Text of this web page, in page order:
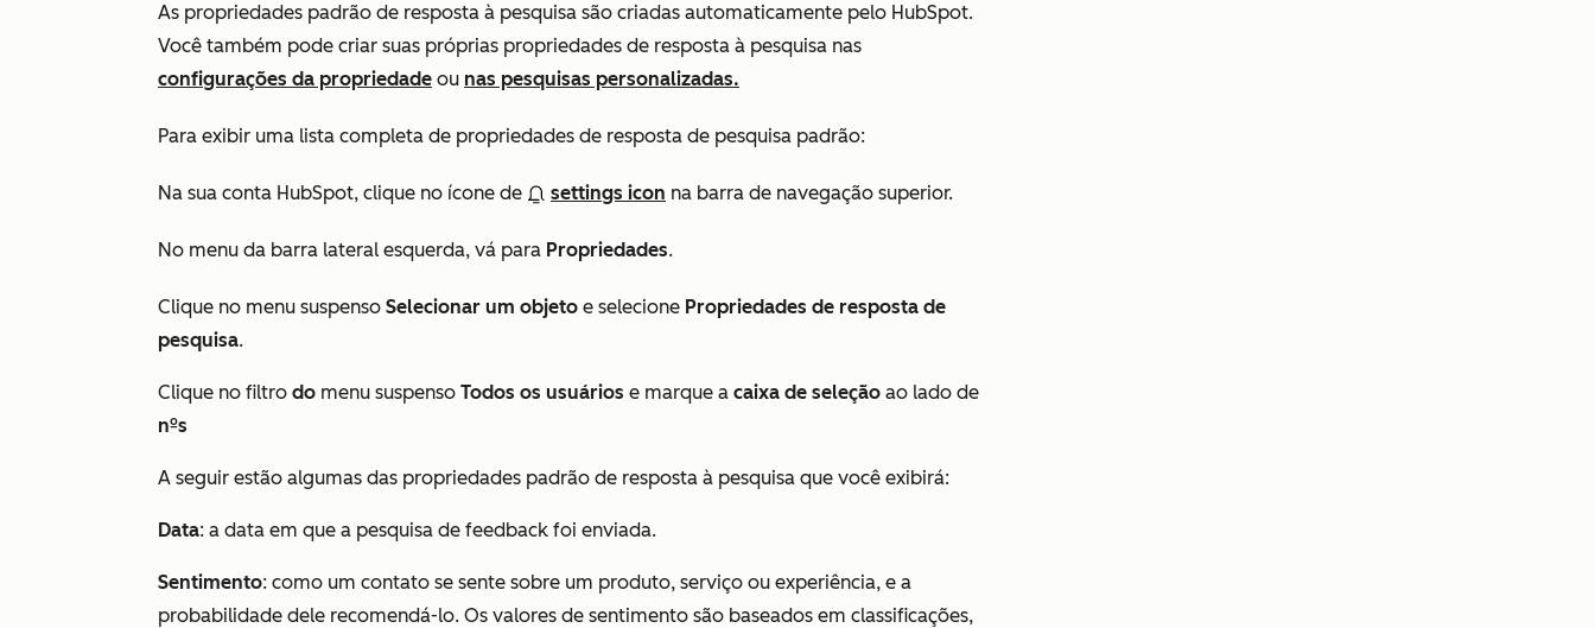
As propriedades padrão de resposta à pesquisa são criadas automaticamente pelo HubSpot.
Você também pode criar suas próprias propriedades de resposta à pesquisa nas
configurações da propriedade ou nas pesquisas personalizadas.
Para exibir uma lista completa de propriedades de resposta de pesquisa padrão:
Na sua conta HubSpot, clique no ícone de settings icon na barra de navegação superior.
No menu da barra lateral esquerda, vá para Propriedades.
Clique no menu suspenso Selecionar um objeto e selecione Propriedades de resposta de
pesquisa.
Clique no filtro do menu suspenso Todos os usuários e marque a caixa de seleção ao lado de
nºs
A seguir estão algumas das propriedades padrão de resposta à pesquisa que você exibirá:
Data: a data em que a pesquisa de feedback foi enviada.
Sentimento: como um contato se sente sobre um produto, serviço ou experiência, e a
probabilidade dele recomendá-lo. Os valores de sentimento são baseados em classificações,